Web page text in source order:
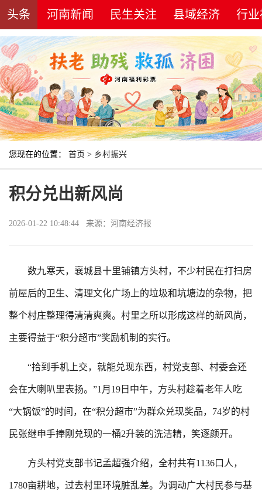
头条 河南新闻 民生关注 县域经济 行
您现在的位置： 首页 > 乡村振兴
积分兑出新风尚
2026-01-22 10:48:44 来源：河南经济报
数九寒天，襄城县十里铺镇方头村，不少村民在打扫房
前屋后的卫生、清理文化广场上的垃圾和坑塘边的杂物，把
整个村庄整理得清清爽爽。村里之所以形成这样的新风尚，
主要得益于“积分超市”奖励机制的实行。
“拾到手机上交，就能兑现东西，村党支部、村委会还
会在大喇叭里表扬。”1月19日中午，方头村趁着老年人吃
“大锅饭”的时间，在“积分超市”为群众兑现奖品，74岁的村
民张继申手捧刚兑现的一桶2升装的洗洁精，笑逐颜开。
方头村党支部书记孟超强介绍，全村共有1136口人，
1780亩耕地，过去村里环境脏乱差。为调动广大村民参与基